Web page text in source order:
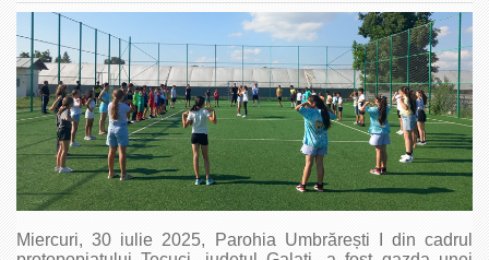
Miercuri, 30 iulie 2025, Parohia Umbrărești I din cadrul